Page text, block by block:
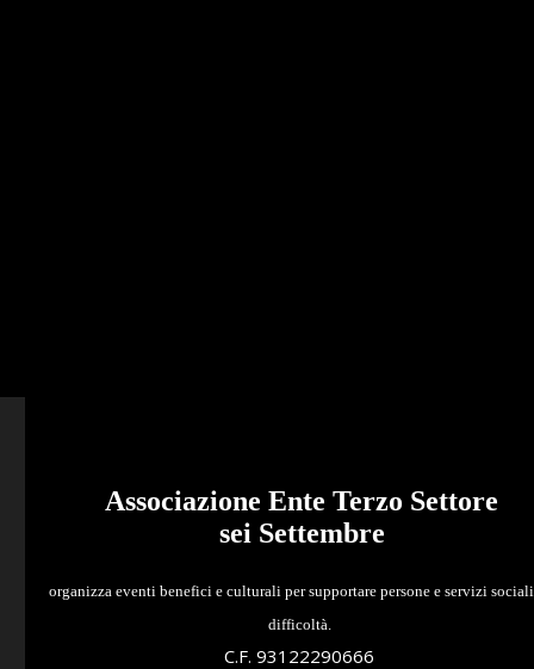
Associazione Ente Terzo Settore
sei Settembre
organizza eventi benefici e culturali per supportare persone e servizi
difficoltà.
C.F. 93122290666